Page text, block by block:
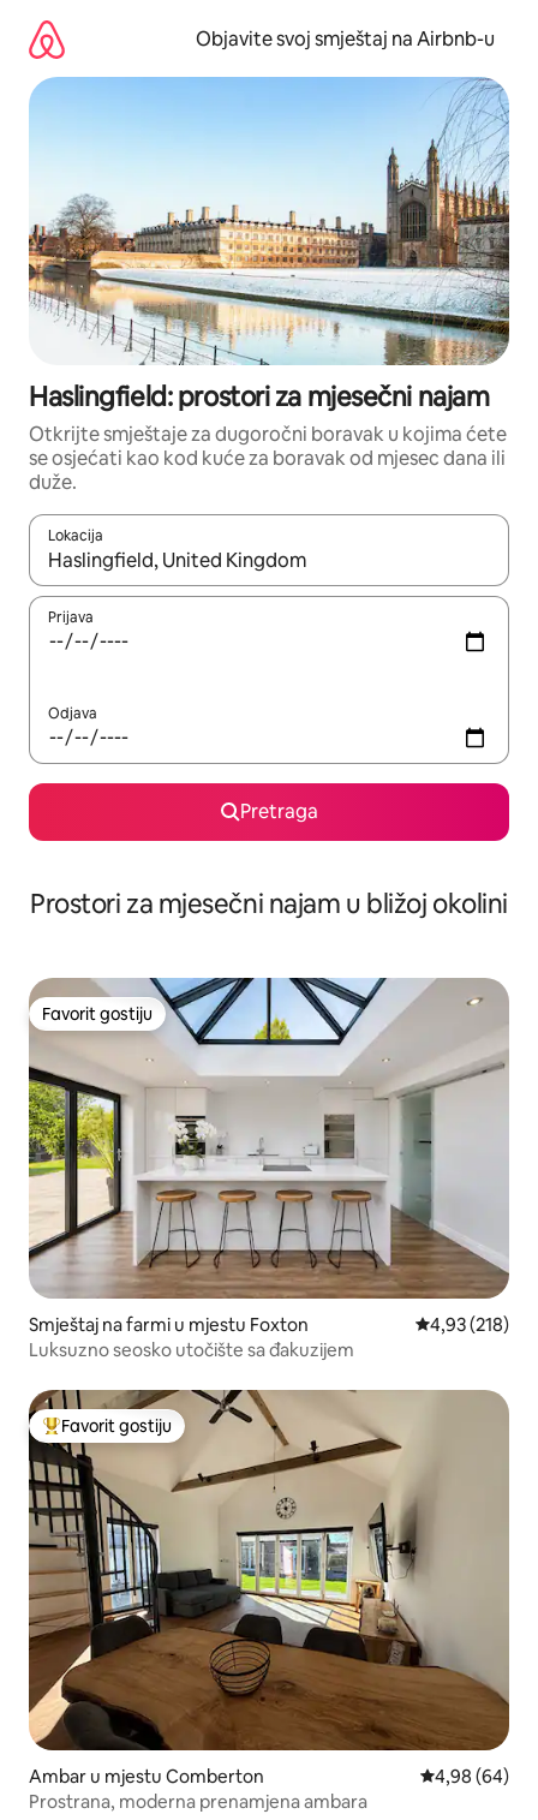
sadržaj
Objavite svoj smještaj na Airbnb-u
Haslingfield: prostori za mjesečni najam
Otkrijte smještaje za dugoročni boravak u kojima ćete
se osjećati kao kod kuće za boravak od mjesec dana ili
duže.
Lokacija
Kad su rezultati dostupni, možete da se krećete kroz njih
Prijava
Odjava
Pretraga
Prostori za mjesečni najam u bližoj okolini
Favorit gostiju
Favorit gostiju
Smještaj na farmi u mjestu Foxton prosječna
4,93 (218)
Luksuzno seosko utočište sa đakuzijem
Glavni favorit gostiju
Favorit gostiju
Ambar u mjestu Comberton prosječna
4,98 (64)
Prostrana, moderna prenamjena ambara